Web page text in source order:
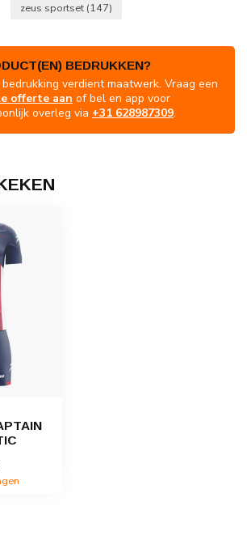
zeus sportset (147)
BEDRUKKEN?
bedrukking verdient maatwerk. Vraag een
offerte aan of bel en app voor
overleg via +31 628987309.